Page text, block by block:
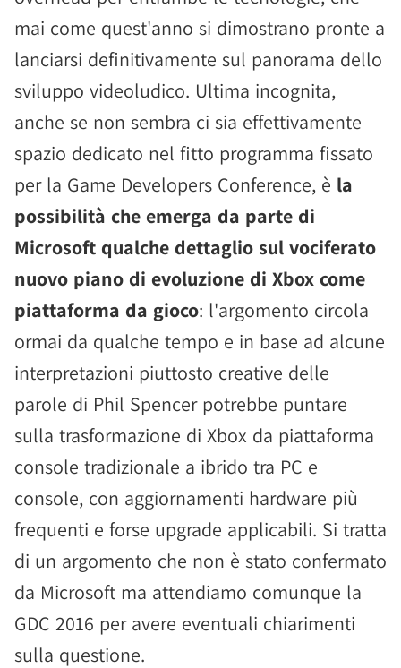
mai come quest'anno si dimostrano pronte a
lanciarsi definitivamente sul panorama dello
sviluppo videoludico. Ultima incognita,
anche se non sembra ci sia effettivamente
spazio dedicato nel fitto programma fissato
per la Game Developers Conference, è la
possibilità che emerga da parte di
Microsoft qualche dettaglio sul vociferato
nuovo piano di evoluzione di Xbox come
piattaforma da gioco: l'argomento circola
ormai da qualche tempo e in base ad alcune
interpretazioni piuttosto creative delle
parole di Phil Spencer potrebbe puntare
sulla trasformazione di Xbox da piattaforma
console tradizionale a ibrido tra PC e
console, con aggiornamenti hardware più
frequenti e forse upgrade applicabili. Si tratta
di un argomento che non è stato confermato
da Microsoft ma attendiamo comunque la
GDC 2016 per avere eventuali chiarimenti
sulla questione.